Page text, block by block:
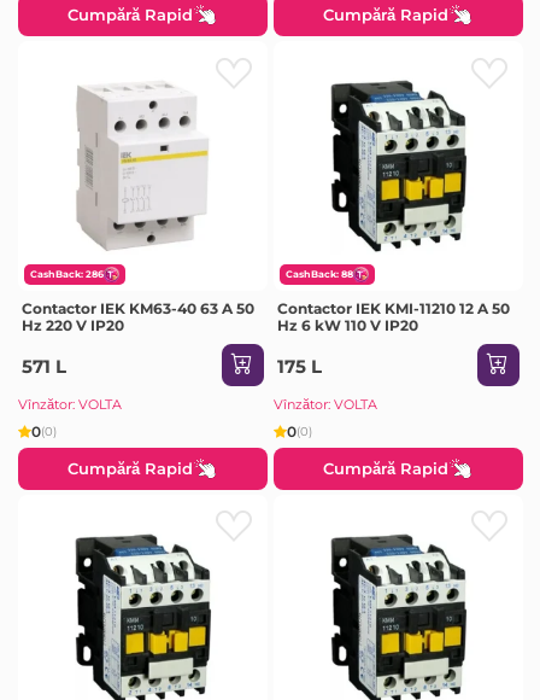
Cumpără Rapid Cumpără Rapid
CashBack: 286
Contactor IEK KM63-40 63 A 50
Hz 220 V IP20
571 L
Vînzător: VOLTA
0(0)
Cumpără Rapid
CashBack: 88
Contactor IEK KMI-11210 12 A 50
Hz 6 kW 110 V IP20
175 L
Vînzător: VOLTA
0(0)
Cumpără Rapid